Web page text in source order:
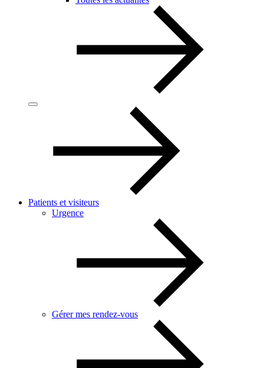
Patients et visiteurs
Urgence
Gérer mes rendez-vous